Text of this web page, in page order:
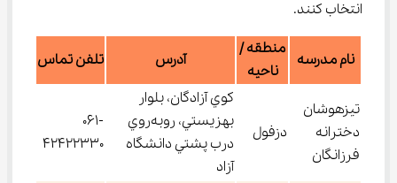
انتخاب کنند.
نام مدرسه
منطقه /
ناحیه
آدرس تلفن تماس
تیزهوشان
دخترانه
فرزانگان
دزفول
كوي آزادگان، بلوار
بهزيستي، روبه‌روي
درب پشتي دانشگاه
آزاد
061-
42422330